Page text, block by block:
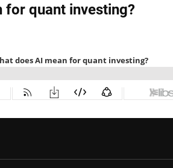
for quant investing?